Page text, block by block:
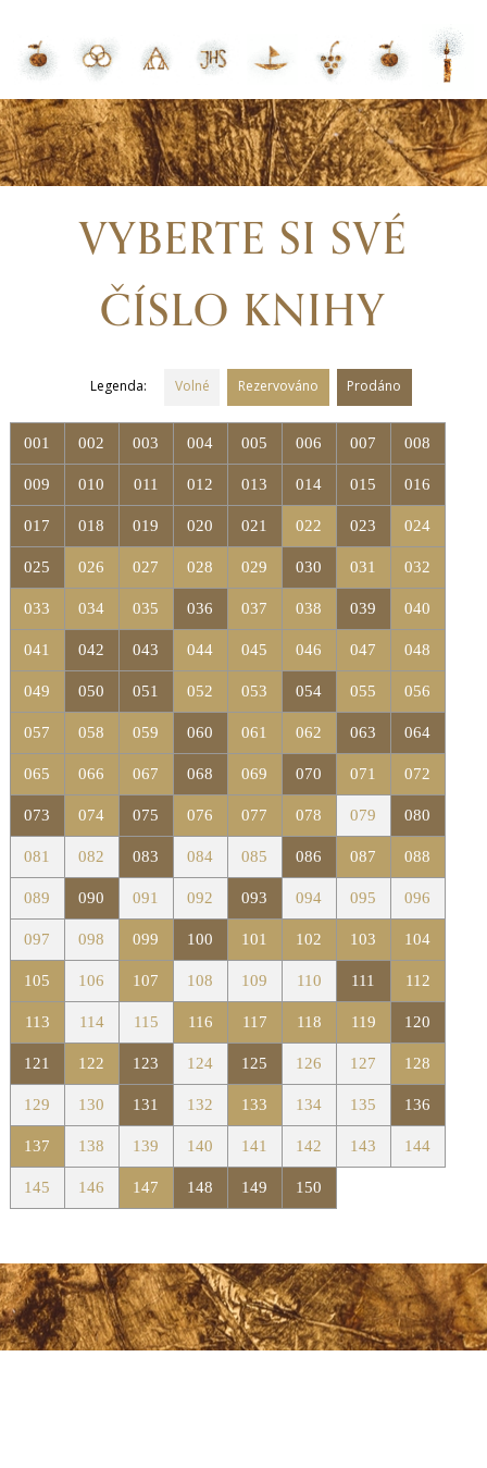
VYBERTE SI SVÉ
ČÍSLO KNIHY
Legenda: Volné Rezervováno Prodáno
001 002 003 004 005 006 007 008
009 010 011 012 013 014 015 016
017 018 019 020 021 022 023 024
025 026 027 028 029 030 031 032
033 034 035 036 037 038 039 040
041 042 043 044 045 046 047 048
049 050 051 052 053 054 055 056
057 058 059 060 061 062 063 064
065 066 067 068 069 070 071 072
073 074 075 076 077 078 079 080
081 082 083 084 085 086 087 088
089 090 091 092 093 094 095 096
097 098 099 100 101 102 103 104
105 106 107 108 109 110 111 112
113 114 115 116 117 118 119 120
121 122 123 124 125 126 127 128
129 130 131 132 133 134 135 136
137 138 139 140 141 142 143 144
145 146 147 148 149 150